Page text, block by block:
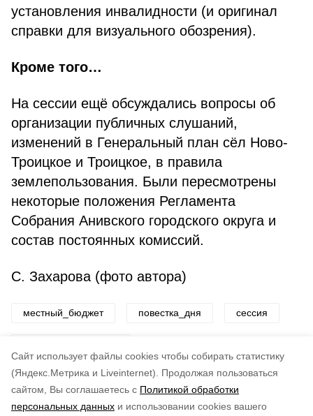
Cайт использует файлы cookies чтобы собирать статистику
(Яндекс.Метрика и Liveinternet).
Продолжая пользоваться
сайтом, Вы соглашаетесь с Политикой обработки
персональных данных и использовании cookies вашего
установления инвалидности (и оригинал
справки для визуального обозрения).
Кроме того…
На сессии ещё обсуждались вопросы об
организации публичных слушаний,
изменений в Генеральный план сёл Ново-
Троицкое и Троицкое, в правила
землепользования. Были пересмотрены
некоторые положения Регламента
Собрания Анивского городского округа и
состав постоянных комиссий.
С. Захарова (фото автора)
местный_бюджет повестка_дня сессия